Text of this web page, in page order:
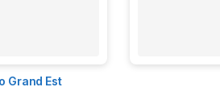
Grand Est